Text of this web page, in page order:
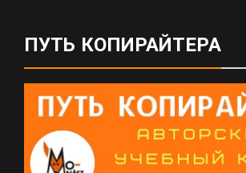
ПУТЬ КОПИРАЙТЕРА